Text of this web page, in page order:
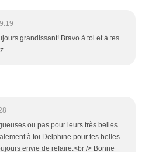
grandissant! Bravo à toi et à tes
ou pas pour leurs très belles
à toi Delphine pour tes belles
envie de refaire.<br /> Bonne